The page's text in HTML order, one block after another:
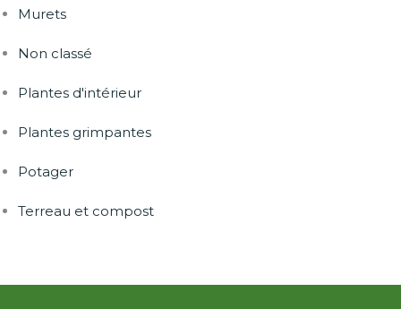
Murets
Non classé
Plantes d'intérieur
Plantes grimpantes
Potager
Terreau et compost